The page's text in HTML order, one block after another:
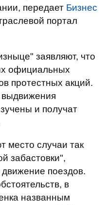
передает Бизнес
портал
заявляют, что
официальных
протестных акций.
и получат
место случаи так
забастовки",
поездов.
в
названным